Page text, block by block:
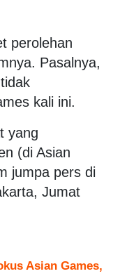
perolehan
Pasalnya,
kali ini.
yang
(di Asian
jumpa pers di
Jumat
Asian Games,